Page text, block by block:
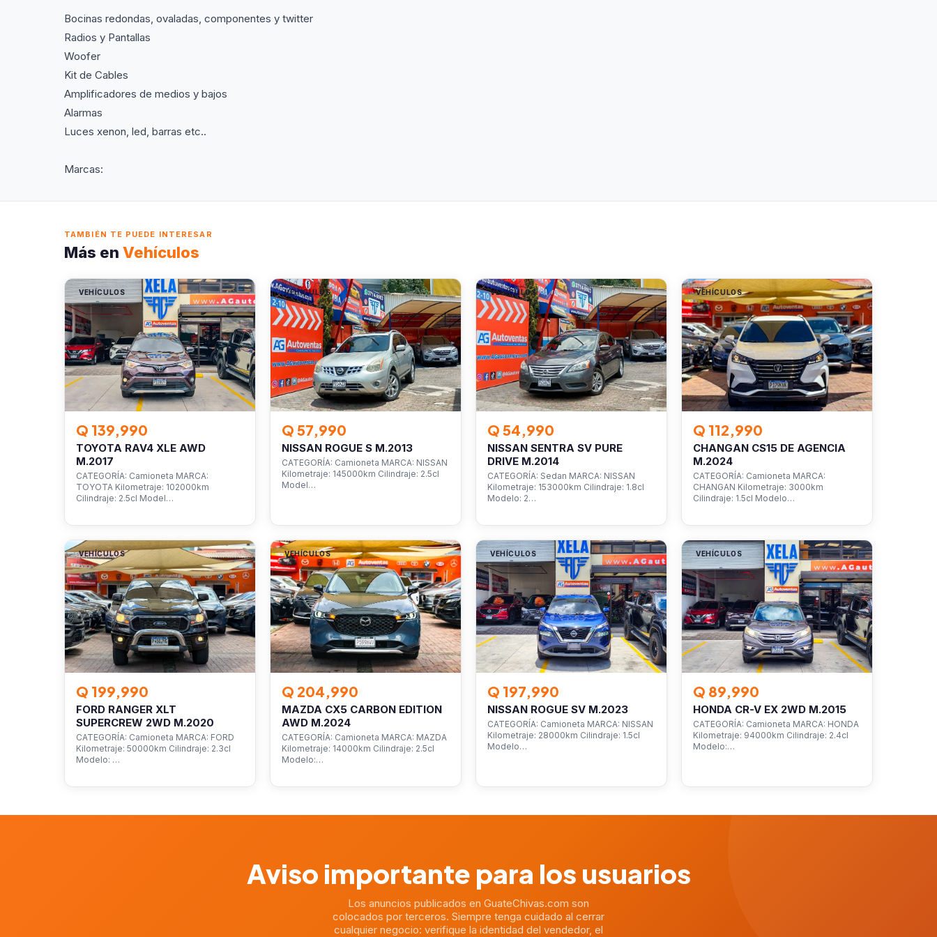
Bocinas redondas, ovaladas, componentes y twitter
Radios y Pantallas
Woofer
Kit de Cables
Amplificadores de medios y bajos
Alarmas
Luces xenon, led, barras etc..
Marcas:
TAMBIÉN TE PUEDE INTERESAR
Más en Vehículos
VEHÍCULOS
Q 139,990
TOYOTA RAV4 XLE AWD
M.2017
CATEGORÍA: Camioneta MARCA:
TOYOTA Kilometraje: 102000km
Cilindraje: 2.5cl Model…
VEHÍCULOS
Q 57,990
NISSAN ROGUE S M.2013
CATEGORÍA: Camioneta MARCA: NISSAN
Kilometraje: 145000km Cilindraje: 2.5cl
Model…
VEHÍCULOS
Q 54,990
NISSAN SENTRA SV PURE
DRIVE M.2014
CATEGORÍA: Sedan MARCA: NISSAN
Kilometraje: 153000km Cilindraje: 1.8cl
Modelo: 2…
VEHÍCULOS
Q 112,990
CHANGAN CS15 DE AGENCIA
M.2024
CATEGORÍA: Camioneta MARCA:
CHANGAN Kilometraje: 3000km
Cilindraje: 1.5cl Modelo…
VEHÍCULOS
Q 199,990
FORD RANGER XLT
SUPERCREW 2WD M.2020
CATEGORÍA: Camioneta MARCA: FORD
Kilometraje: 50000km Cilindraje: 2.3cl
Modelo: …
VEHÍCULOS
Q 204,990
MAZDA CX5 CARBON EDITION
AWD M.2024
CATEGORÍA: Camioneta MARCA: MAZDA
Kilometraje: 14000km Cilindraje: 2.5cl
Modelo:…
VEHÍCULOS
Q 197,990
NISSAN ROGUE SV M.2023
CATEGORÍA: Camioneta MARCA: NISSAN
Kilometraje: 28000km Cilindraje: 1.5cl
Modelo…
VEHÍCULOS
Q 89,990
HONDA CR-V EX 2WD M.2015
CATEGORÍA: Camioneta MARCA: HONDA
Kilometraje: 94000km Cilindraje: 2.4cl
Modelo:…
Aviso importante para los usuarios
Los anuncios publicados en GuateChivas.com son
colocados por terceros. Siempre tenga cuidado al cerrar
cualquier negocio: verifique la identidad del vendedor, el